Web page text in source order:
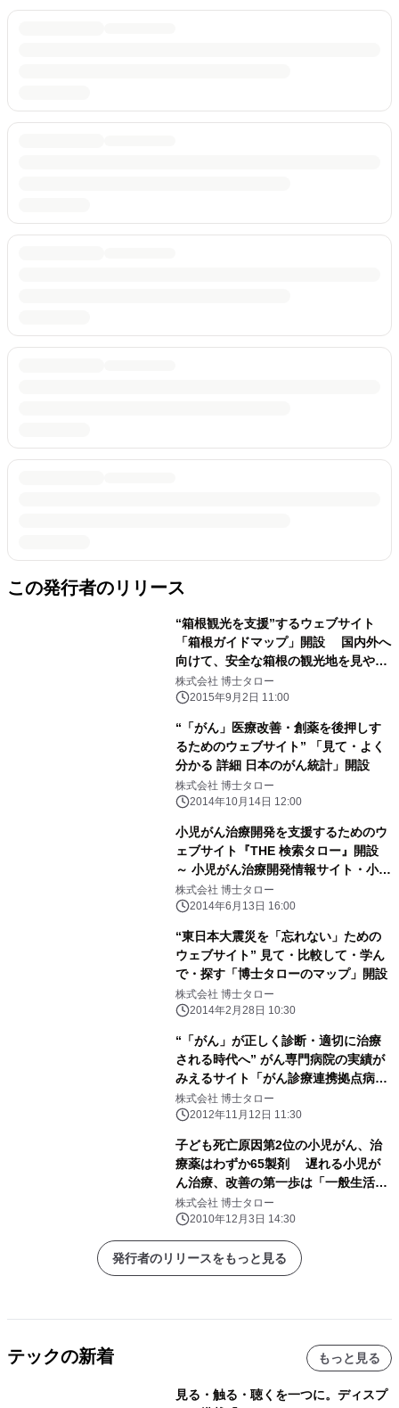
この発行者のリリース
“箱根観光を支援”するウェブサイト
「箱根ガイドマップ」開設 国内外へ
向けて、安全な箱根の観光地を見やす
く案内
株式会社 博士タロー
2015年9月2日 11:00
“「がん」医療改善・創薬を後押しす
るためのウェブサイト” 「見て・よく
分かる 詳細 日本のがん統計」開設
株式会社 博士タロー
2014年10月14日 12:00
小児がん治療開発を支援するためのウ
ェブサイト『THE 検索タロー』開設
～ 小児がん治療開発情報サイト・小児
がん拠点病院周辺マップも公開中 ～
株式会社 博士タロー
2014年6月13日 16:00
“東日本大震災を「忘れない」ための
ウェブサイト” 見て・比較して・学ん
で・探す「博士タローのマップ」開設
株式会社 博士タロー
2014年2月28日 10:30
“「がん」が正しく診断・適切に治療
される時代へ” がん専門病院の実績が
みえるサイト「がん診療連携拠点病院
の実力」オープン
株式会社 博士タロー
2012年11月12日 11:30
子ども死亡原因第2位の小児がん、治
療薬はわずか65製剤 遅れる小児が
ん治療、改善の第一歩は「一般生活者
の小児がん認知度向上」 小児がん認
知度向上＆患者・家族支援サイト「I'm
Home!」オープン
株式会社 博士タロー
2010年12月3日 14:30
発行者のリリースをもっと見る
テックの新着 もっと見る
見る・触る・聴くを一つに。ディスプ